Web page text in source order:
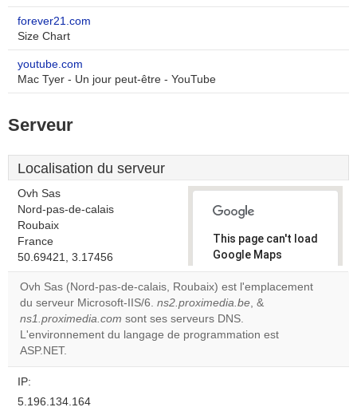
forever21.com
Size Chart
youtube.com
Mac Tyer - Un jour peut-être - YouTube
Serveur
Localisation du serveur
Ovh Sas
Nord-pas-de-calais
Roubaix
France
50.69421, 3.17456
This page can't load
Google Maps
correctly.
Do you
own this
website?
Ovh Sas (Nord-pas-de-calais, Roubaix) est l'emplacement
du serveur Microsoft-IIS/6. ns2.proximedia.be, &
ns1.proximedia.com sont ses serveurs DNS.
L'environnement du langage de programmation est
ASP.NET.
IP:
5.196.134.164